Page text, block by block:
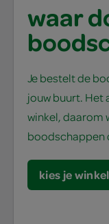
waar
Je bestelt de
jouw buurt. Het
winkel, daarom
boodschappen
kies je winkel